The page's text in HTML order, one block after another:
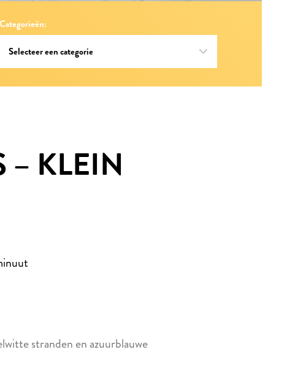
Categorieën:
– KLEIN
stranden en azuurblauwe